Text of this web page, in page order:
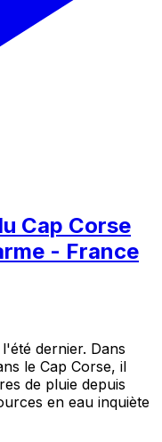
Cap Corse
- France
dernier. Dans
le Cap Corse, il
de pluie depuis
en eau inquiète